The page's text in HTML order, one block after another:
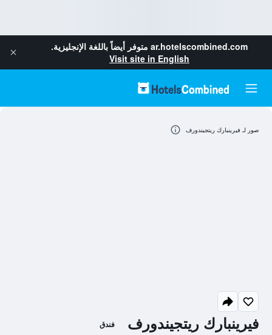
ar.hotelscombined.com متوفر أيضاً باللغة الإنجليزية.
Visit site in English
فيرينبارك ريتجيندورف فندق
صور لـ فيرينبارك ريتجيندورف